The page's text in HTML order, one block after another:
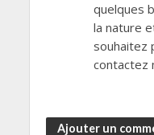
quelques
la nature
souhaitez
contactez
Ajouter un